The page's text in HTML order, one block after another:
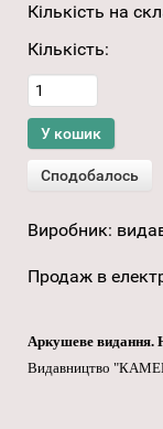
Кількість на
Кількість:
Виробник:
Продаж в
Аркушеве видання.
Видавництво